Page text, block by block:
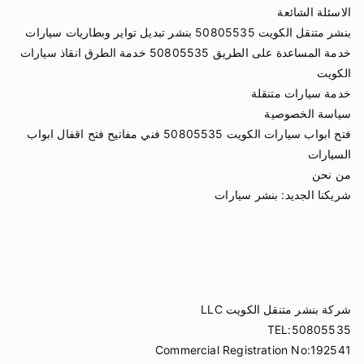
الاسئلة الشائعة
بنشر متنقل الكويت 50805535 بنشر تبديل تواير وبطاريات سيارات
خدمة المساعدة على الطريق 50805535 خدمة الطرق انقاذ سيارات
الكويت
خدمة سيارات متنقلة
سياسة الخصوصية
فتح ابواب سيارات الكويت 50805535 فني مفاتيح فتح اقفال ابواب
السيارات
من نحن
شريكنا الجديد: بنشر سيارات
شركة بنشر متنقل الكويت LLC
TEL:50805535
Commercial Registration No:192541